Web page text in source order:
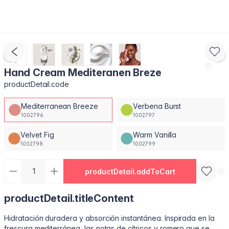
Hand Cream Mediteranen Breze
productDetail.code
Mediterranean Breeze
1002796
Verbena Burst
1002797
Velvet Fig
1002798
Warm Vanilla
1002799
productDetail.addToCart
productDetail.titleContent
Hidratación duradera y absorción instantánea. Inspirada en la